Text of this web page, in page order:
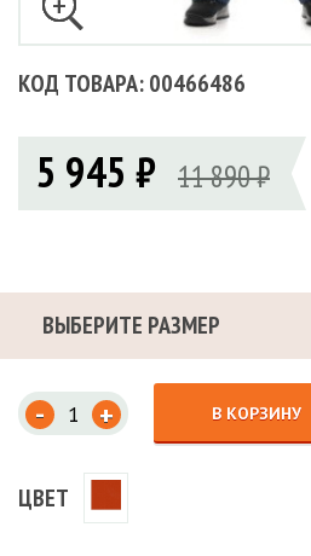
КОД ТОВАРА: 00466486
5 945 ₽ 11 890 ₽
ВЫБЕРИТЕ РАЗМЕР
- + В КОРЗИНУ
ЦВЕТ